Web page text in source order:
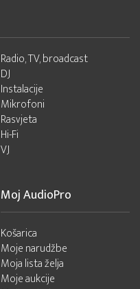
Radio, TV, broadcast
DJ
Instalacije
Mikrofoni
Rasvjeta
Hi-Fi
VJ
Moj AudioPro
Košarica
Moje narudžbe
Moja lista želja
Moje aukcije